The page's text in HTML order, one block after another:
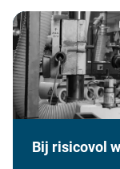
Bij risicovol